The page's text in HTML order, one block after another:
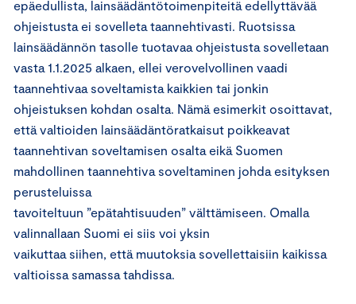
epäedullista, lainsäädäntötoimenpiteitä edellyttävää
ohjeistusta ei sovelleta taannehtivasti. Ruotsissa
lainsäädännön tasolle tuotavaa ohjeistusta sovelletaan
vasta 1.1.2025 alkaen, ellei verovelvollinen vaadi
taannehtivaa soveltamista kaikkien tai jonkin
ohjeistuksen kohdan osalta. Nämä esimerkit osoittavat,
että valtioiden lainsäädäntöratkaisut poikkeavat
taannehtivan soveltamisen osalta eikä Suomen
mahdollinen taannehtiva soveltaminen johda esityksen
perusteluissa
tavoiteltuun ”epätahtisuuden” välttämiseen. Omalla
valinnallaan Suomi ei siis voi yksin
vaikuttaa siihen, että muutoksia sovellettaisiin kaikissa
valtioissa samassa tahdissa.